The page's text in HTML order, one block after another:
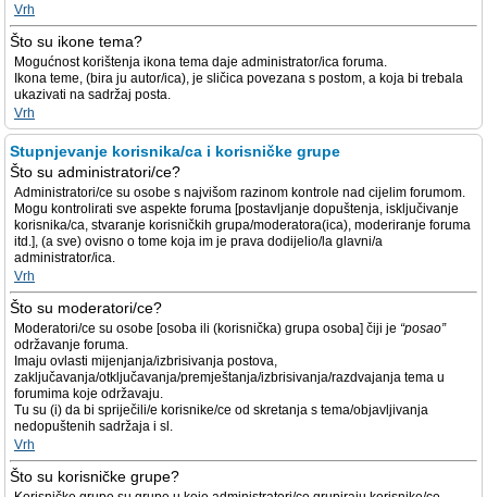
Vrh
Što su ikone tema?
Mogućnost korištenja ikona tema daje administrator/ica foruma.
Ikona teme, (bira ju autor/ica), je sličica povezana s postom, a koja bi trebala
ukazivati na sadržaj posta.
Vrh
Stupnjevanje korisnika/ca i korisničke grupe
Što su administratori/ce?
Administratori/ce su osobe s najvišom razinom kontrole nad cijelim forumom.
Mogu kontrolirati sve aspekte foruma [postavljanje dopuštenja, isključivanje
korisnika/ca, stvaranje korisničkih grupa/moderatora(ica), moderiranje foruma
itd.], (a sve) ovisno o tome koja im je prava dodijelio/la glavni/a
administrator/ica.
Vrh
Što su moderatori/ce?
Moderatori/ce su osobe [osoba ili (korisnička) grupa osoba] čiji je “posao”
održavanje foruma.
Imaju ovlasti mijenjanja/izbrisivanja postova,
zaključavanja/otključavanja/premještanja/izbrisivanja/razdvajanja tema u
forumima koje održavaju.
Tu su (i) da bi spriječili/e korisnike/ce od skretanja s tema/objavljivanja
nedopuštenih sadržaja i sl.
Vrh
Što su korisničke grupe?